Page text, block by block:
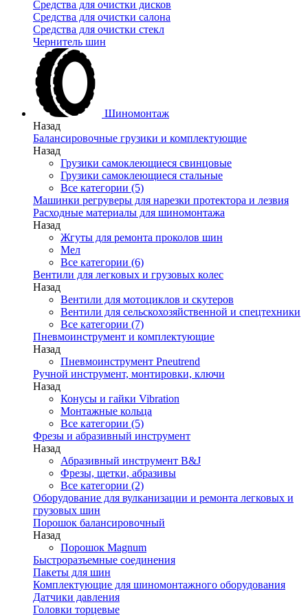
Средства для очистки дисков
Средства для очистки салона
Средства для очистки стекл
Чернитель шин
Шиномонтаж
Назад
Балансировочные грузики и комплектующие
Назад
Грузики самоклеющиеся свинцовые
Грузики самоклеющиеся стальные
Все категории (5)
Машинки регруверы для нарезки протектора и лезвия
Расходные материалы для шиномонтажа
Назад
Жгуты для ремонта проколов шин
Мел
Все категории (6)
Вентили для легковых и грузовых колес
Назад
Вентили для мотоциклов и скутеров
Вентили для сельскохозяйственной и спецтехники
Все категории (7)
Пневмоинструмент и комплектующие
Назад
Пневмоинструмент Pneutrend
Ручной инструмент, монтировки, ключи
Назад
Конусы и гайки Vibration
Монтажные кольца
Все категории (5)
Фрезы и абразивный инструмент
Назад
Абразивный инструмент B&J
Фрезы, щетки, абразивы
Все категории (2)
Оборудование для вулканизации и ремонта легковых и
грузовых шин
Порошок балансировочный
Назад
Порошок Magnum
Быстроразъемные соединения
Пакеты для шин
Комплектующие для шиномонтажного оборудования
Датчики давления
Головки торцевые